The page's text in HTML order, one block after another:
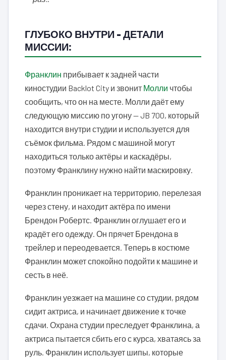
ГЛУБОКО ВНУТРИ – ДЕТАЛИ
МИССИИ:
Франклин прибывает к задней части
киностудии Backlot City и звонит Молли чтобы
сообщить, что он на месте. Молли даёт ему
следующую миссию по угону — JB 700, который
находится внутри студии и используется для
съёмок фильма. Рядом с машиной могут
находиться только актёры и каскадёры,
поэтому Франклину нужно найти маскировку.
Франклин проникает на территорию, перелезая
через стену, и находит актёра по имени
Брендон Робертс. Франклин оглушает его и
крадёт его одежду. Он прячет Брендона в
трейлер и переодевается. Теперь в костюме
Франклин может спокойно подойти к машине и
сесть в неё.
Франклин уезжает на машине со студии, рядом
сидит актриса, и начинает движение к точке
сдачи. Охрана студии преследует Франклина, а
актриса пытается сбить его с курса, хватаясь за
руль. Франклин использует шипы, которые